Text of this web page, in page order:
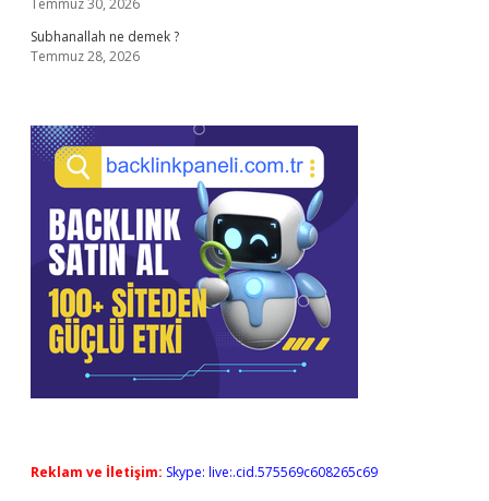
Temmuz 30, 2026
Subhanallah ne demek ?
Temmuz 28, 2026
Reklam ve İletişim: Skype: live:.cid.575569c608265c69